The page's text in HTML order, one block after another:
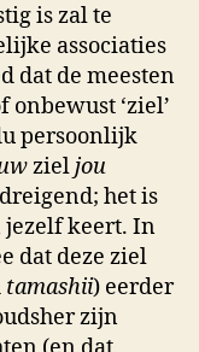
is zal te
associaties
dat de meesten
‘ziel’
persoonlijk
zieljou
het is
jezelf keert. In
dat deze ziel
tamashii) eerder
zijn